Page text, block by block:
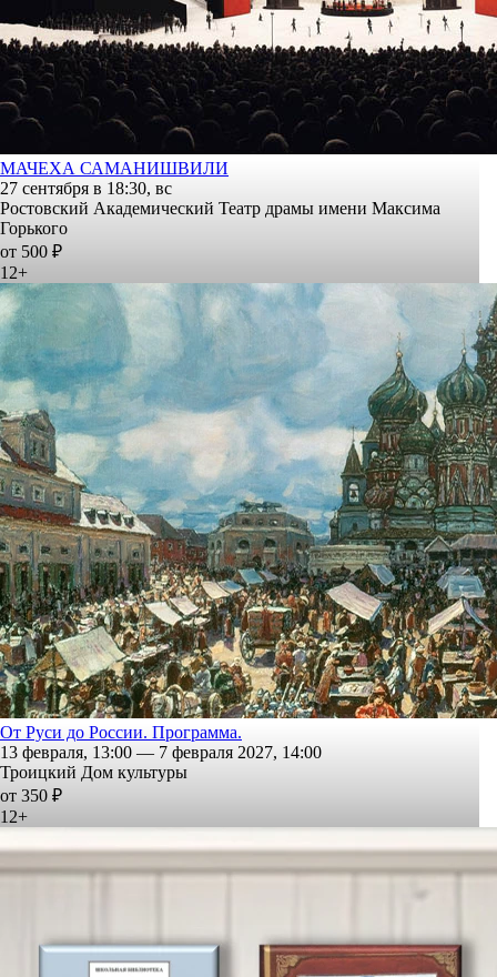
МАЧЕХА САМАНИШВИЛИ
27 сентября в 18:30, вс
Ростовский Академический Театр драмы имени Максима
Горького
от 500 ₽
12+
От Руси до России. Программа.
13 февраля, 13:00 — 7 февраля 2027, 14:00
Троицкий Дом культуры
от 350 ₽
12+